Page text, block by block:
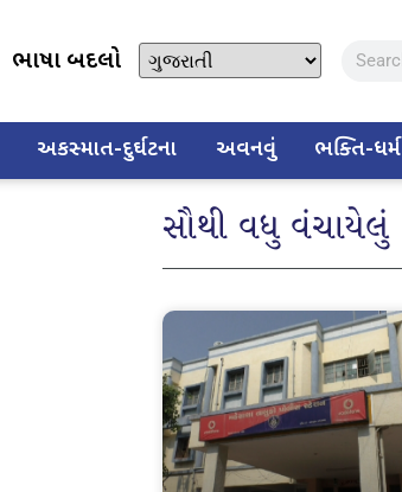
ભાષા બદલો
અકસ્માત-દુર્ઘટના અવનવું ભક્તિ-ધર્મ
સૌથી વધુ વંચાયેલું